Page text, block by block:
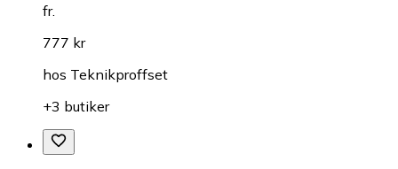
fr.
777 kr
hos Teknikproffset
+3 butiker